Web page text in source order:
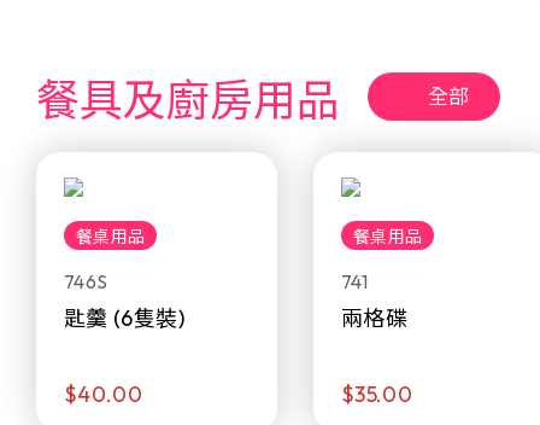
餐具及廚房用品 全部
餐桌用品
746S
匙羹 (6隻裝)
$40.00
餐桌用品
741
兩格碟
$35.00